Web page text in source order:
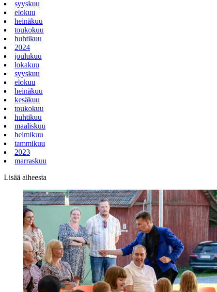
syyskuu
elokuu
heinäkuu
toukokuu
huhtikuu
2024
joulukuu
lokakuu
syyskuu
elokuu
heinäkuu
kesäkuu
toukokuu
huhtikuu
maaliskuu
helmikuu
tammikuu
2023
marraskuu
Lisää aiheesta